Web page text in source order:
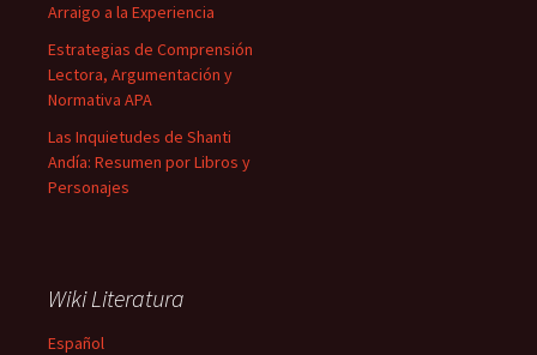
Arraigo a la Experiencia
Estrategias de Comprensión
Lectora, Argumentación y
Normativa APA
Las Inquietudes de Shanti
Andía: Resumen por Libros y
Personajes
Wiki Literatura
Español